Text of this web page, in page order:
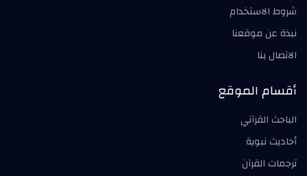
شروط الاستخدام
نبذة عن موقعنا
الاتصال بنا
أقسام الموقع
الباحث القرآني
أحاديث نبوية
ترجمات القرآن